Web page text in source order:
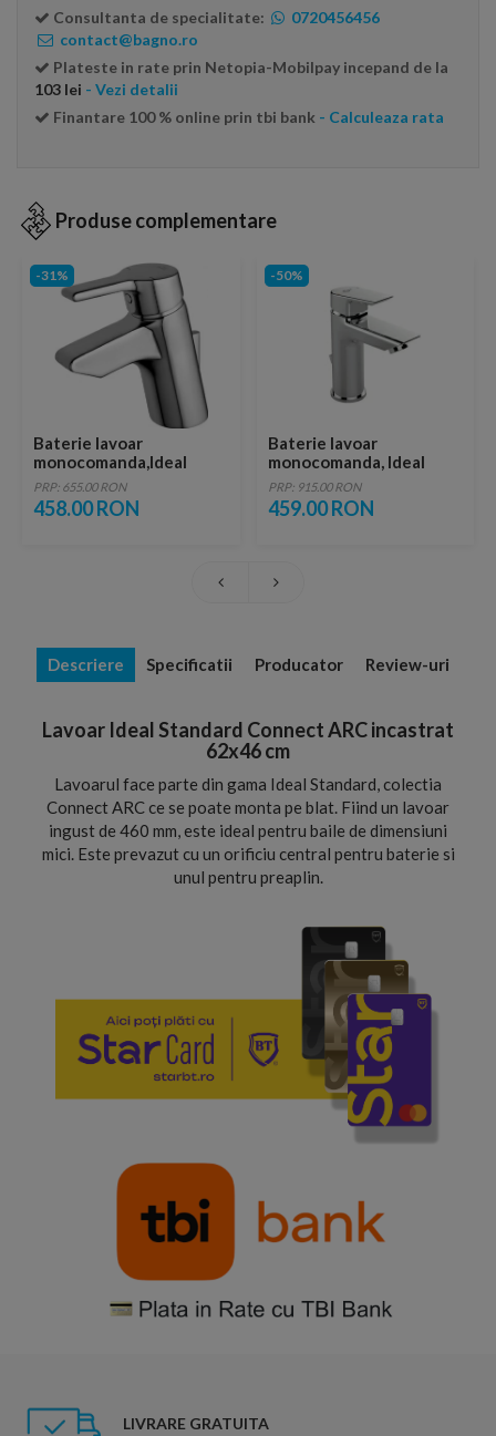
Consultanta de specialitate:
0720456456
contact@bagno.ro
Plateste in rate prin Netopia-Mobilpay incepand de la
103 lei - Vezi detalii
Finantare 100 % online prin tbi bank - Calculeaza rata
Produse complementare
-31%
Baterie lavoar
monocomanda,Ideal
Standard Active
PRP: 655.00 RON
458.00 RON
-50%
Baterie lavoar
monocomanda, Ideal
Standard Tesi cu ventil
pop-up
PRP: 915.00 RON
459.00 RON
Descriere Specificatii Producator Review-uri
Lavoar Ideal Standard Connect ARC incastrat
62x46 cm
Lavoarul face parte din gama Ideal Standard, colectia
Connect ARC ce se poate monta pe blat. Fiind un lavoar
ingust de 460 mm, este ideal pentru baile de dimensiuni
mici. Este prevazut cu un orificiu central pentru baterie si
unul pentru preaplin.
LIVRARE GRATUITA